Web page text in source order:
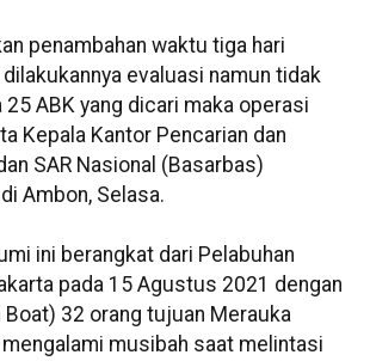
penambahan waktu tiga hari
evaluasi namun tidak
25 ABK yang dicari maka operasi
Kepala Kantor Pencarian dan
SAR Nasional (Basarbas)
Ambon, Selasa.
ini berangkat dari Pelabuhan
pada 15 Agustus 2021 dengan
Boat) 32 orang tujuan Merauka
mengalami musibah saat melintasi